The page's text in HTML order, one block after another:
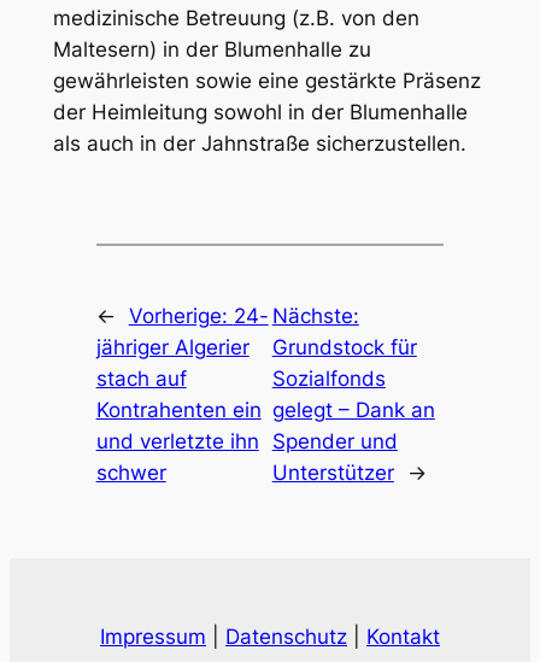
medizinische Betreuung (z.B. von den
Maltesern) in der Blumenhalle zu
gewährleisten sowie eine gestärkte Präsenz
der Heimleitung sowohl in der Blumenhalle
als auch in der Jahnstraße sicherzustellen.
← Vorherige: 24-
jähriger Algerier
stach auf
Kontrahenten ein
und verletzte ihn
schwer
Nächste:
Grundstock für
Sozialfonds
gelegt – Dank an
Spender und
Unterstützer
→
Impressum Datenschutz Kontakt